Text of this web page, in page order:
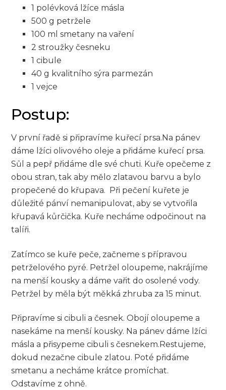
1 polévková lžíce másla
500 g petržele
100 ml ‍smetany na vaření
2 stroužky ‌česneku
1 cibule
40 g kvalitního sýra parmezán
1 vejce
Postup:
V první řadě si připravíme kuřecí prsa.Na pánev
dáme lžíci⁤ olivového⁣ oleje a přidáme​ kuřecí prsa.
Sůl a pepř⁣ přidáme dle⁣ své chuti.⁢ Kuře ⁣opečeme z
‍obou stran,‌ tak aby ‍mělo zlatavou barvu‍ a bylo
propečené do křupava. ‌ Při pečení kuřete je‌
důležité pánví nemanipulovat, aby se vytvořila⁢
křupavá kůrčička. Kuře necháme ‌odpočinout na
talíři.
Zatímco se kuře peče, začneme‌ s přípravou
petrželového pyré. Petržel oloupeme, nakrájíme
na⁢ menší‌ kousky a dáme vařit‍ do osolené vody.
Petržel⁢ by měla ​být měkká ⁣zhruba za 15 minut.
Připravíme si ⁤cibuli a česnek. ⁤Obojí oloupeme a
nasekáme na menší kousky. Na pánev dáme lžíci
másla a přisypeme‍ cibuli s⁢ česnekem.Restujeme,
‌dokud nezačne cibule zlatou. Poté přidáme
smetanu a ‍necháme krátce promíchat.
Odstavíme z ohně.